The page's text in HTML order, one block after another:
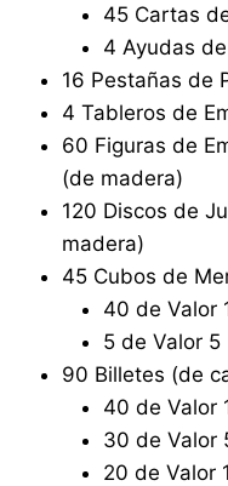
45 Cartas
4 Ayudas
16 Pestañas de
4 Tableros de
60 Figuras de
(de madera)
120 Discos de
madera)
45 Cubos de
40 de Valor
5 de Valor 5
90 Billetes (de
40 de Valor
30 de Valor
20 de Valor